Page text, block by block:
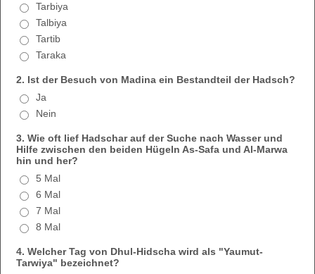
Tarbiya
Talbiya
Tartib
Taraka
2. Ist der Besuch von Madina ein Bestandteil der Hadsch?
Ja
Nein
3. Wie oft lief Hadschar auf der Suche nach Wasser und
Hilfe zwischen den beiden Hügeln As-Safa und Al-Marwa
hin und her?
5 Mal
6 Mal
7 Mal
8 Mal
4. Welcher Tag von Dhul-Hidscha wird als "Yaumut-
Tarwiya" bezeichnet?